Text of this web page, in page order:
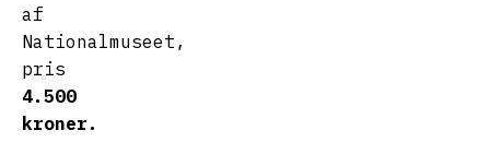
af
Nationalmuseet,
pris
4.500
kroner.